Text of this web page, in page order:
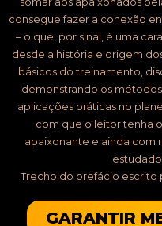
consegue fazer a conexão
– o que, por sinal, é uma
desde a história e origem
básicos do treinamento,
demonstrando os
aplicações práticas no
com que o leitor tenha
apaixonante e ainda com
Trecho do prefácio escrito
GARANTIR